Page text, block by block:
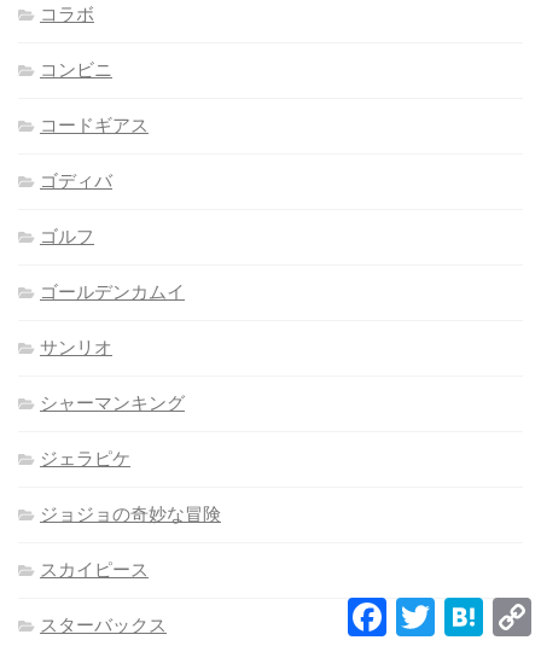
コラボ
コンビニ
コードギアス
ゴディバ
ゴルフ
ゴールデンカムイ
サンリオ
シャーマンキング
ジェラピケ
ジョジョの奇妙な冒険
スカイピース
スターバックス
FacebookTwitter Hatena